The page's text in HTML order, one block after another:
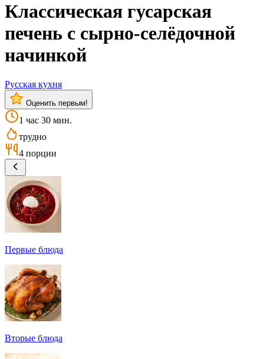
Классическая гусарская
печень с сырно-селёдочной
начинкой
Русская кухня
Оценить первым!
1 час 30 мин.
трудно
4 порции
Первые блюда
Вторые блюда